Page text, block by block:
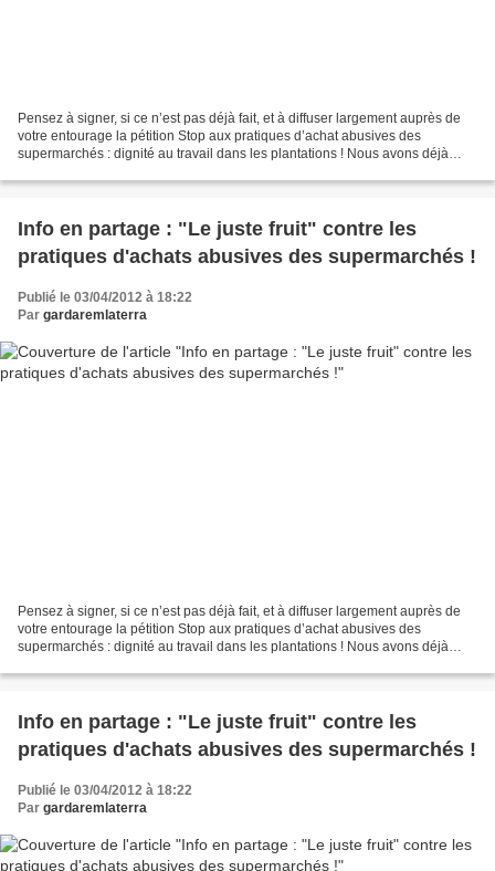
Pensez à signer, si ce n’est pas déjà fait, et à diffuser largement auprès de
votre entourage la pétition Stop aux pratiques d’achat abusives des
supermarchés : dignité au travail dans les plantations ! Nous avons déjà
Info en partage : "Le juste fruit" contre les
pratiques d'achats abusives des supermarchés !
Publié le 03/04/2012 à 18:22
Par gardaremlaterra
Pensez à signer, si ce n’est pas déjà fait, et à diffuser largement auprès de
votre entourage la pétition Stop aux pratiques d’achat abusives des
supermarchés : dignité au travail dans les plantations ! Nous avons déjà
Info en partage : "Le juste fruit" contre les
pratiques d'achats abusives des supermarchés !
Publié le 03/04/2012 à 18:22
Par gardaremlaterra